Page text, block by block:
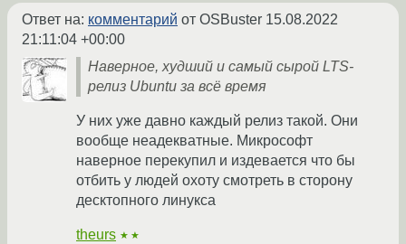
Ответ на: комментарий от OSBuster 15.08.2022
21:11:04 +00:00
Наверное, худший и самый сырой LTS-
релиз Ubuntu за всё время
У них уже давно каждый релиз такой. Они
вообще неадекватные. Микрософт
наверное перекупил и издевается что бы
отбить у людей охоту смотреть в сторону
десктопного линукса
theurs ★★